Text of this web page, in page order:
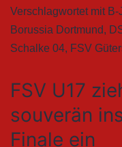
Verschlagwortet mit B-
Borussia Dortmund,
Schalke 04, FSV
FSV U17
souverän
Finale ein